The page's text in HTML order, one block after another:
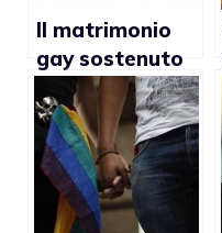
Il matrimonio
gay sostenuto
dalla
maggioranza
degli americani